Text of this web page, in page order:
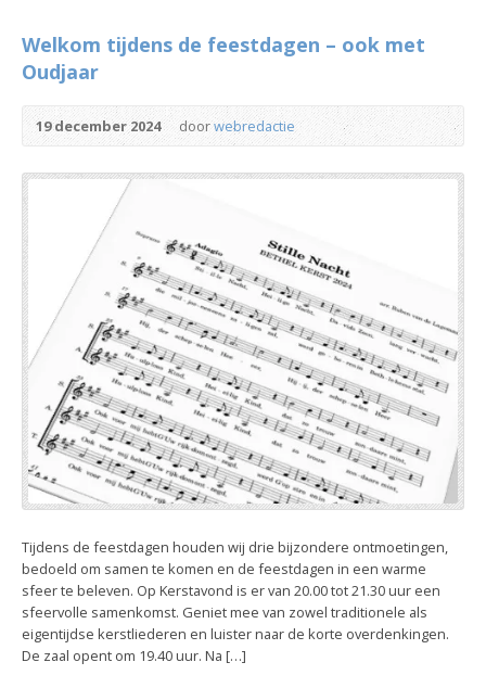
Welkom tijdens de feestdagen – ook met
Oudjaar
19 december 2024 doorwebredactie
Tijdens de feestdagen houden wij drie bijzondere ontmoetingen,
bedoeld om samen te komen en de feestdagen in een warme
sfeer te beleven. Op Kerstavond is er van 20.00 tot 21.30 uur een
sfeervolle samenkomst. Geniet mee van zowel traditionele als
eigentijdse kerstliederen en luister naar de korte overdenkingen.
De zaal opent om 19.40 uur. Na […]